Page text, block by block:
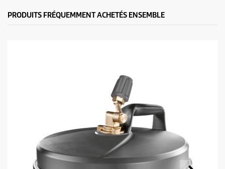
PRODUITS FRÉQUEMMENT ACHETÉS ENSEMBLE